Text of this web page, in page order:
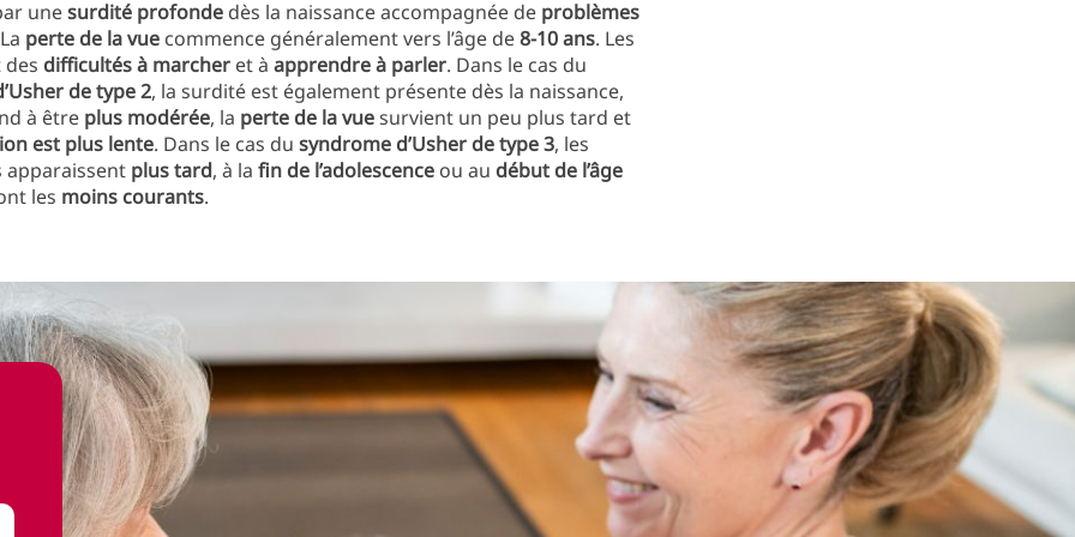
unesurdité profonde dès la naissance accompagnée de problèmes
perte de la vue commence généralement vers l’âge de8-10 ans. Les
difficultés à marcher et à apprendre à parler. Dans le cas du
de type 2, la surdité est également présente dès la naissance,
à être plus modérée, la perte de la vuesurvient un peu plus tard et
est plus lente. Dans le cas du syndrome d’Usher de type 3, les
apparaissent plus tard, à la fin de l’adolescence ou au début de l’âge
les moins courants.